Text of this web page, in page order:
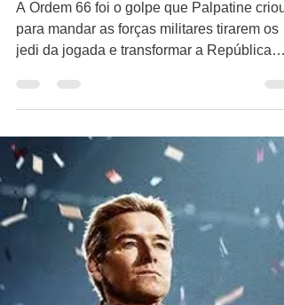
Bruno Lago
27 de jun. de 2024
1 min de leitura
Chega de Ordem 66!
jedi da jogada e transformar a República
em...